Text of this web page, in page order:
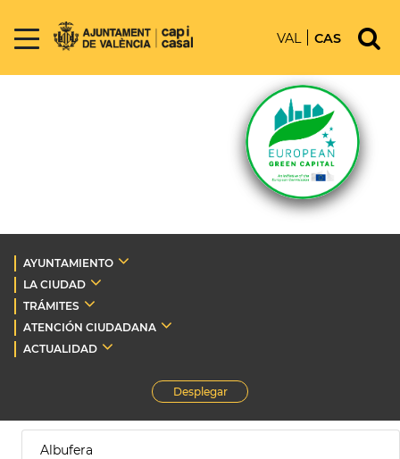
VAL CAS
AYUNTAMIENTO
LA CIUDAD
TRÁMITES
ATENCIÓN CIUDADANA
ACTUALIDAD
Desplegar
Albufera